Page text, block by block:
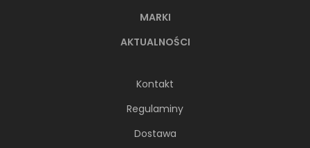
MARKI
AKTUALNOŚCI
Kontakt
Regulaminy
Dostawa